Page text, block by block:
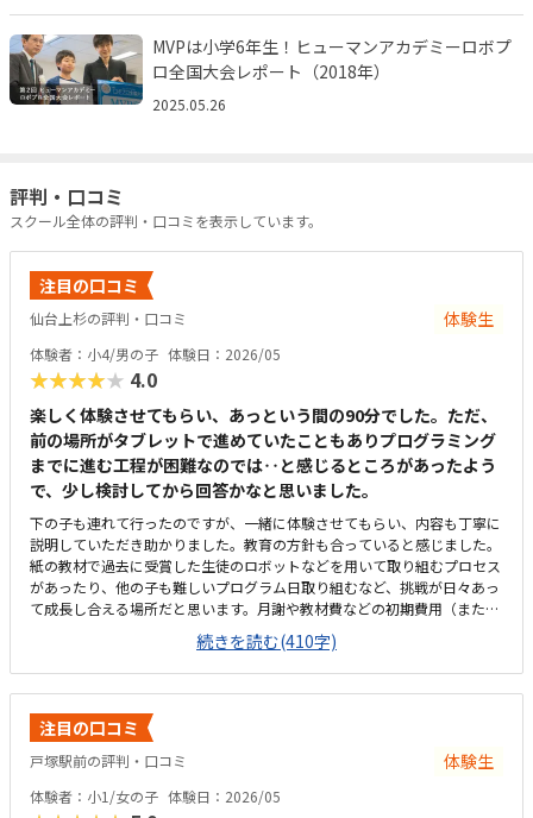
MVPは小学6年生！ヒューマンアカデミーロボプ
ロ全国大会レポート（2018年）
2025.05.26
評判・口コミ
スクール全体の評判・口コミを表示しています。
注目の口コミ
仙台上杉の評判・口コミ 体験生
体験者：小4/男の子 体験日：2026/05
★★★★★ 4.0
楽しく体験させてもらい、あっという間の90分でした。ただ、
前の場所がタブレットで進めていたこともありプログラミング
までに進む工程が困難なのでは‥と感じるところがあったよう
で、少し検討してから回答かなと思いました。
下の子も連れて行ったのですが、一緒に体験させてもらい、内容も丁寧に
説明していただき助かりました。教育の方針も合っていると感じました。
紙の教材で過去に受賞した生徒のロボットなどを用いて取り組むプロセス
があったり、他の子も難しいプログラム日取り組むなど、挑戦が日々あっ
て成長し合える場所だと思います。月謝や教材費などの初期費用（また
は、平日の送迎のやりくり）の面で、予算との兼ね合いをもう少し慎重に
検討する必要があると感じています。それぞれ日違うロボットを作成して
進めているのもいい刺激になると思う。他の生徒の子もそれぞれ取り組む
姿勢が良かったです。打倒な金額かなと感じます。教材自体はどこもそれ
なりに高いので、月謝も含め他と同じくらいと思いました。まだ作ったこ
とないロボットや、気になる飾られたロボットを初めに動かして質問コー
ナーがあったり、気持ちを落ち着かせる時間を取っていたりと土台がしっ
続きを読む(410字)
注目の口コミ
戸塚駅前の評判・口コミ 体験生
体験者：小1/女の子 体験日：2026/05